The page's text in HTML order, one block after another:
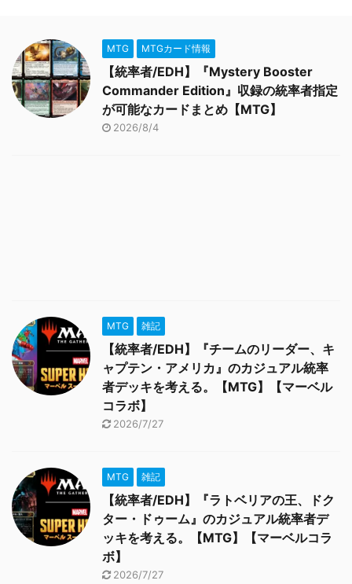
MTG MTGカード情報
【統率者/EDH】『Mystery Booster
Commander Edition』収録の統率者指定
が可能なカードまとめ【MTG】
2026/8/4
MTG 雑記
【統率者/EDH】『チームのリーダー、キ
ャプテン・アメリカ』のカジュアル統率
者デッキを考える。【MTG】【マーベル
コラボ】
2026/7/27
MTG 雑記
【統率者/EDH】『ラトベリアの王、ドク
ター・ドゥーム』のカジュアル統率者デ
ッキを考える。【MTG】【マーベルコラ
ボ】
2026/7/27